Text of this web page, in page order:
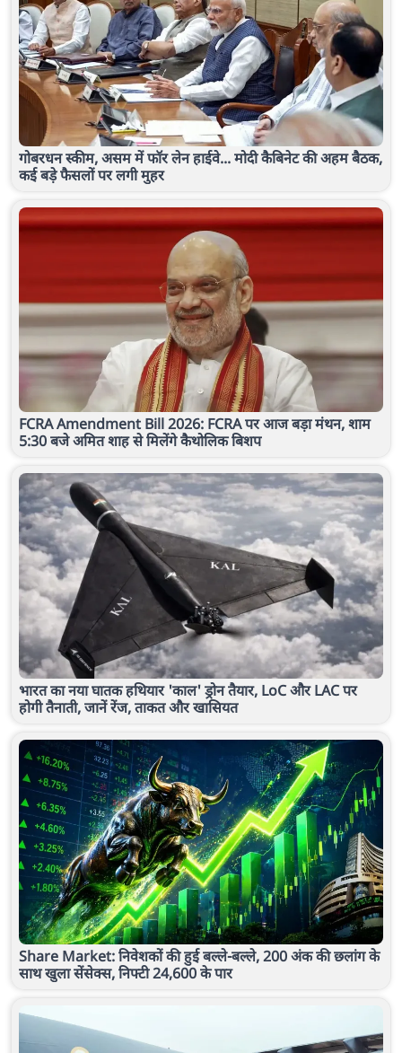
गोबरधन स्कीम, असम में फॉर लेन हाईवे... मोदी कैबिनेट की अहम बैठक,
कई बड़े फैसलों पर लगी मुहर
FCRA Amendment Bill 2026: FCRA पर आज बड़ा मंथन, शाम
5:30 बजे अमित शाह से मिलेंगे कैथोलिक बिशप
भारत का नया घातक हथियार 'काल' ड्रोन तैयार, LoC और LAC पर
होगी तैनाती, जानें रेंज, ताकत और खासियत
Share Market: निवेशकों की हुई बल्ले-बल्ले, 200 अंक की छलांग के
साथ खुला सेंसेक्स, निफ्टी 24,600 के पार